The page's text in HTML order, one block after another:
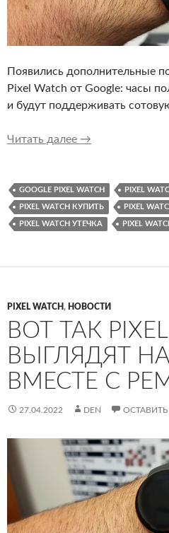
Появились дополнительные
Pixel Watch от Google: часы
и будут поддерживать
Читать далее Новые
→
GOOGLE PIXEL WATCH PIXEL
PIXEL WATCH КУПИТЬ PIXEL
PIXEL WATCH УТЕЧКА PIXEL
PIXEL WATCH, НОВОСТИ
ВОТ ТАК
ВЫГЛЯДЯТ
ВМЕСТЕ С
27.04.2022 DEN